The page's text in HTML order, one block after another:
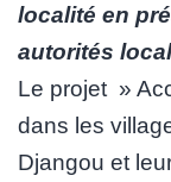
localité en
autorités
Le projet »
dans les
Djangou et